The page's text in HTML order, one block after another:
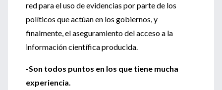
red para el uso de evidencias por parte de los
políticos que actúan en los gobiernos, y
finalmente, el aseguramiento del acceso a la
información científica producida.
-Son todos puntos en los que tiene mucha
experiencia.